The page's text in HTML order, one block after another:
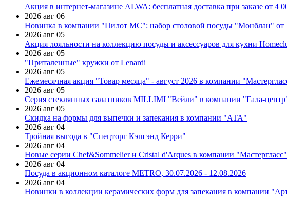
Акция в интернет-магазине ALWA: бесплатная доставка при заказе от 4
2026 авг 06
Новинка в компании "Пилот МС": набор столовой посуды "Монблан"
2026 авг 05
Акция лояльности на коллекцию посуды и аксессуаров для кухни
2026 авг 05
"Приталенные" кружки от Lenardi
2026 авг 05
Ежемесячная акция "Товар месяца" - август 2026 в компании
2026 авг 05
Серия стеклянных салатников MILLIMI "Вейли" в компании "Гала-
2026 авг 05
Скидка на формы для выпечки и запекания в компании "АТА"
2026 авг 04
Тройная выгода в "Спецторг Кэш энд Керри"
2026 авг 04
Новые серии Chef&Sommelier и Cristal d'Arques в компании "Мастергласс"
2026 авг 04
Посуда в акционном каталоге METRO, 30.07.2026 - 12.08.2026
2026 авг 04
Новинки в коллекции керамических форм для запекания в компании